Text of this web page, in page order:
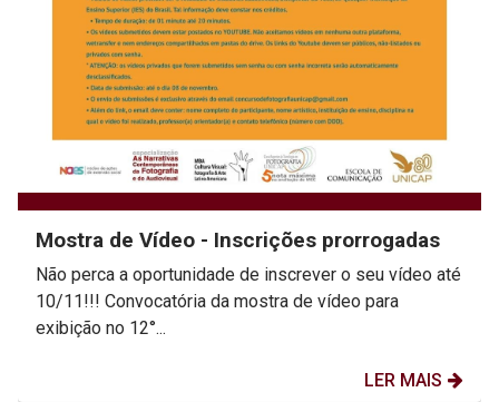
Mostra de Vídeo - Inscrições prorrogadas
Não perca a oportunidade de inscrever o seu vídeo até
10/11!!! Convocatória da mostra de vídeo para
exibição no 12°...
LER MAIS